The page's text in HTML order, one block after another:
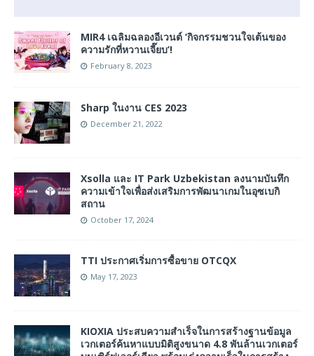
MIR4 เฉลิมฉลองอีเวนต์ ‘กิจกรรมชวนใจเต้นของ
ความรักที่หวานเจี๊ยบ’!
February 8, 2023
Sharp ในงาน CES 2023
December 21, 2022
Xsolla และ IT Park Uzbekistan ลงนามบันทึก
ความเข้าใจเพื่อส่งเสริมการพัฒนาเกมในอุซเบกิ
สถาน
October 17, 2024
TTI ประกาศเริ่มการซื้อขาย OTCQX
May 17, 2023
KIOXIA ประสบความสำเร็จในการสร้างฐานข้อมูล
เวกเตอร์ค้นหาแบบมิติสูงขนาด 4.8 พันล้านเวกเตอร์